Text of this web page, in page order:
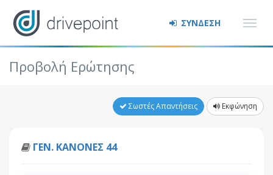
ΣΥΝΔΕΣΗ
Προβολή Ερώτησης
Σωστές Απαντήσεις Εκφώνηση
ΓΕΝ. ΚΑΝΟΝΕΣ 44